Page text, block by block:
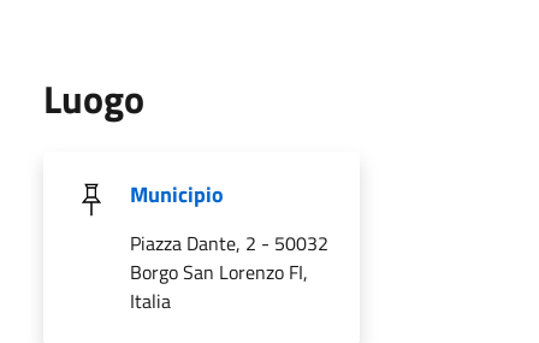
Luogo
Municipio
Piazza Dante, 2 - 50032
Borgo San Lorenzo FI,
Italia